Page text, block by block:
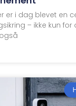
er i dag blevet en
– ikke kun